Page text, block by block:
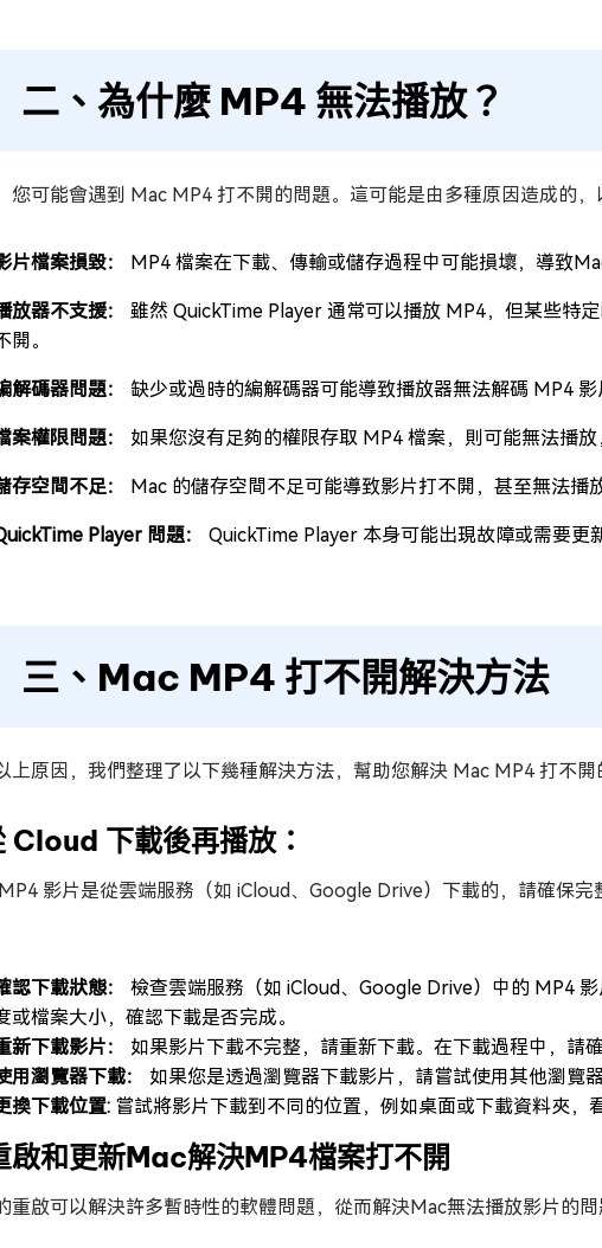
二、為什麼 MP4 無法播放？
您可能會遇到 Mac MP4 打不開的問題。這可能是由多種原因造成的，
片檔案損毀： MP4 檔案在下載、傳輸或儲存過程中可能損壞，導致
放器不支援：
雖然 QuickTime Player 通常可以播放 MP4，但某些特
開。
解碼器問題： 缺少或過時的編解碼器可能導致播放器無法解碼 MP4 影
案權限問題： 如果您沒有足夠的權限存取 MP4 檔案，則可能無法播放
存空間不足： Mac 的儲存空間不足可能導致影片打不開，甚至無法播放
Player 問題： QuickTime Player 本身可能出現故障或需要更
三、Mac MP4 打不開解決方法
上原因，我們整理了以下幾種解決方法，幫助您解決 Mac MP4 打不開
Cloud 下載後再播放：
影片是從雲端服務（如 iCloud、Google Drive）下載的，請確保
認下載狀態：
檢查雲端服務（如 iCloud、Google Drive）中的 MP4
或檔案大小，確認下載是否完成。
新下載影片：
如果影片下載不完整，請重新下載。在下載過程中，請
用瀏覽器下載：
如果您是透過瀏覽器下載影片，請嘗試使用其他瀏覽
換下載位置: 嘗試將影片下載到不同的位置，例如桌面或下載資料夾，
啟和更新Mac解決MP4檔案打不開
重啟可以解決許多暫時性的軟體問題，從而解決Mac無法播放影片的問